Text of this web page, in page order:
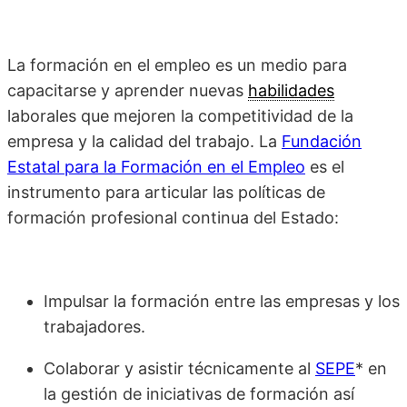
La formación en el empleo es un medio para
capacitarse y aprender nuevas habilidades
laborales que mejoren la competitividad de la
empresa y la calidad del trabajo. La Fundación
Estatal para la Formación en el Empleo es el
instrumento para articular las políticas de
formación profesional continua del Estado:
Impulsar la formación entre las empresas y los
trabajadores.
Colaborar y asistir técnicamente al SEPE* en
la gestión de iniciativas de formación así